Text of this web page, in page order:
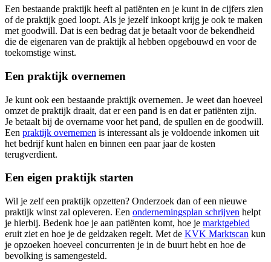
Een bestaande praktijk heeft al patiënten en je kunt in de cijfers zien
of de praktijk goed loopt. Als je jezelf inkoopt krijg je ook te maken
met goodwill. Dat is een bedrag dat je betaalt voor de bekendheid
die de eigenaren van de praktijk al hebben opgebouwd en voor de
toekomstige winst.
Een praktijk overnemen
Je kunt ook een bestaande praktijk overnemen. Je weet dan hoeveel
omzet de praktijk draait, dat er een pand is en dat er patiënten zijn.
Je betaalt bij de overname voor het pand, de spullen en de goodwill.
Een praktijk overnemen is interessant als je voldoende inkomen uit
het bedrijf kunt halen en binnen een paar jaar de kosten
terugverdient.
Een eigen praktijk starten
Wil je zelf een praktijk opzetten? Onderzoek dan of een nieuwe
praktijk winst zal opleveren. Een ondernemingsplan schrijven helpt
je hierbij. Bedenk hoe je aan patiënten komt, hoe je marktgebied
eruit ziet en hoe je de geldzaken regelt. Met de KVK Marktscan kun
je opzoeken hoeveel concurrenten je in de buurt hebt en hoe de
bevolking is samengesteld.